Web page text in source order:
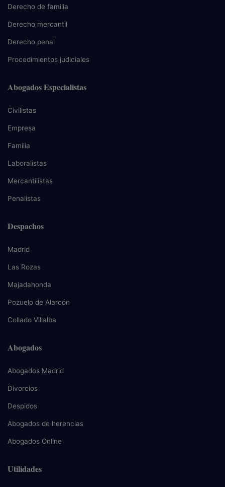
Derecho de familia
Derecho mercantil
Derecho penal
Procedimientos judiciales
Abogados Especialistas
Civilistas
Empresa
Familia
Laboralistas
Mercantilistas
Penalistas
Despachos
Madrid
Las Rozas
Majadahonda
Pozuelo de Alarcón
Collado Villalba
Abogados
Abogados Madrid
Divorcios
Despidos
Abogados de herencias
Abogados Online
Utilidades